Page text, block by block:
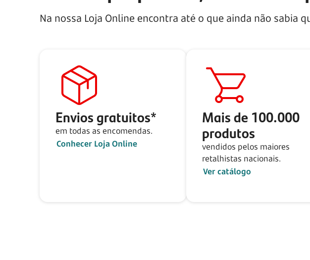
Na nossa Loja Online encontra até o que ainda não sabia
Envios gratuitos*
em todas as encomendas.
Conhecer Loja Online
Mais de 100.000
produtos
vendidos pelos maiores
retalhistas nacionais.
Ver catálogo